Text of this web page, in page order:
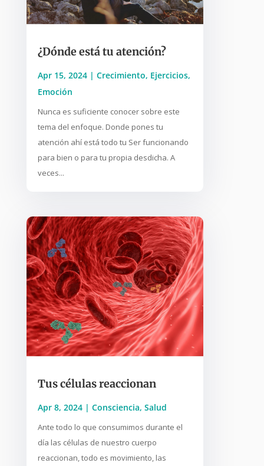
¿Dónde está tu atención?
Apr 15, 2024| Crecimiento, Ejercicios,
Emoción
Nunca es suficiente conocer sobre este
tema del enfoque. Donde pones tu
atención ahí está todo tu Ser funcionando
para bien o para tu propia desdicha. A
veces...
Tus células reaccionan
Apr 8, 2024| Consciencia, Salud
Ante todo lo que consumimos durante el
día las células de nuestro cuerpo
reaccionan, todo es movimiento, las